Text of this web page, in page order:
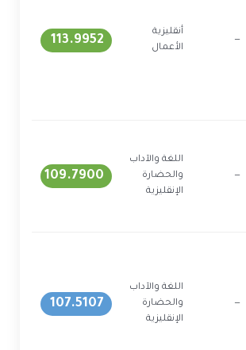
—
أنقليزية
الأعمال
113.9952
—
اللغة والآداب
والحضارة
الإنقليزية
109.7900
—
اللغة والآداب
والحضارة
الإنقليزية
107.5107